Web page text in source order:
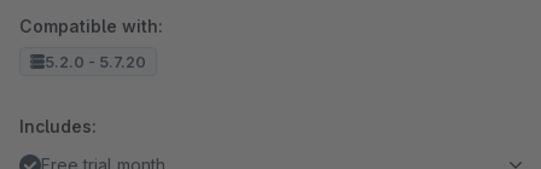
Compatible with:
5.2.0 - 5.7.20
Includes:
Free trial month